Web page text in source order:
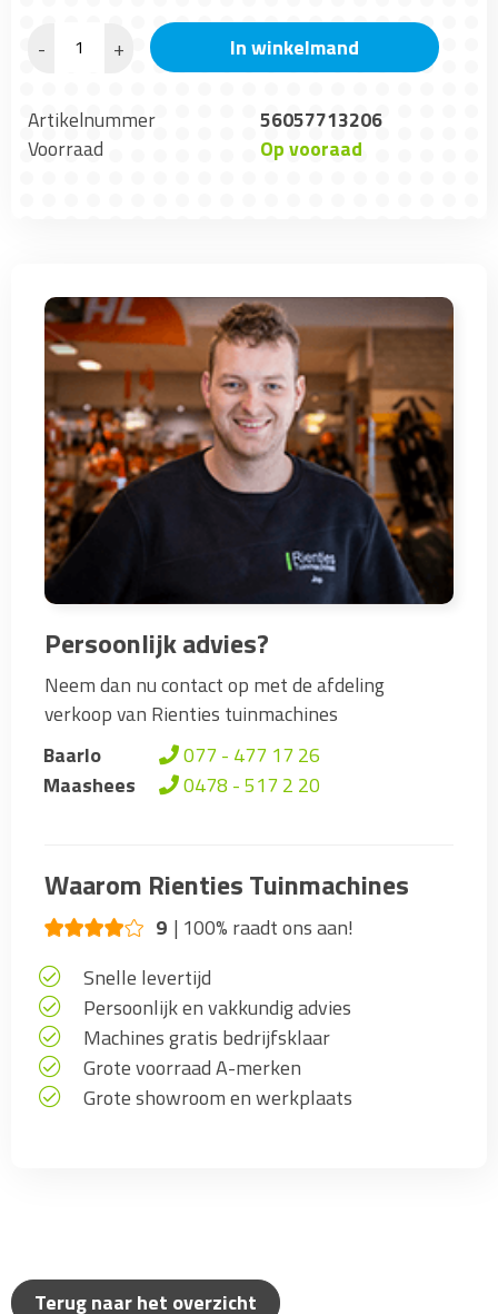
- + In winkelmand
Artikelnummer
56057713206
Voorraad
Op vooraad
Persoonlijk advies?
Neem dan nu contact op met de afdeling
verkoop van Rienties tuinmachines
Baarlo
077 - 477 17 26
Maashees
0478 - 517 2 20
Waarom Rienties Tuinmachines
9 100% raadt ons aan!
Snelle levertijd
Persoonlijk en vakkundig advies
Machines gratis bedrijfsklaar
Grote voorraad A-merken
Grote showroom en werkplaats
Terug naar het overzicht